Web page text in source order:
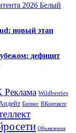
2026 Белый
новый этап
дефицит
Реклама Wildberries
Бизнес ВКонтакте
Объявления